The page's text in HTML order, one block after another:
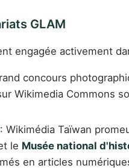
GLAM
engagée activement
concours
Wikimedia Commons
: Wikimédia Taïwan
le Musée national
en articles